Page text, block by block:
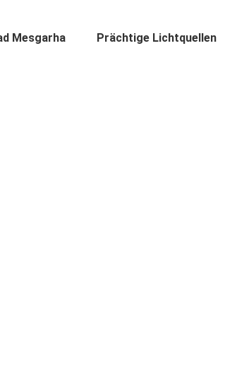
Mesgarha Prächtige Lichtquellen